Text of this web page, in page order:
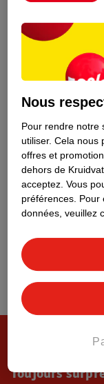
Toujours
Nous
Pour rendre notre
utiliser. Cela nous
offres et
dehors de
acceptez. Vous
préférences. Pour
données, veuillez